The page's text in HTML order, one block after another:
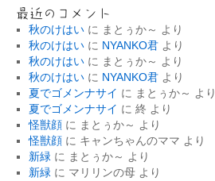
の
投
稿
最近のコメント
秋のけはいに まとぅか～ より
秋のけはいに NYANKO君より
秋のけはいに まとぅか～ より
秋のけはいに NYANKO君より
夏でゴメンナサイ に まとぅか～ より
夏でゴメンナサイ に 終 より
怪獣顔に まとぅか～ より
怪獣顔に キャンちゃんのママ より
新緑 に まとぅか～ より
新緑 に マリリンの母より